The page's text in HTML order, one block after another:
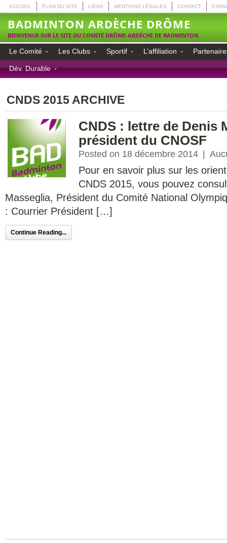
ACCUEIL PLAN DU SITE LIENS MENTIONS LÉGALES CONTACT
BADMINTON ARDÈCHE DRÔME
BIENVENUE SUR LE SITE DU COMITÉ DRÔME-ARDÈCHE DE BADMINTON
Le Comité Les Clubs Sportif L’affiliation
Dév. Durable
CNDS 2015 ARCHIVE
CNDS : lettre de Denis
président du CNOSF
Posted on 18 décembre 2014
Pour en savoir plus sur les
CNDS 2015, vous pouvez
Masseglia, Président du Comité National
: Courrier Président […]
Continue Reading...